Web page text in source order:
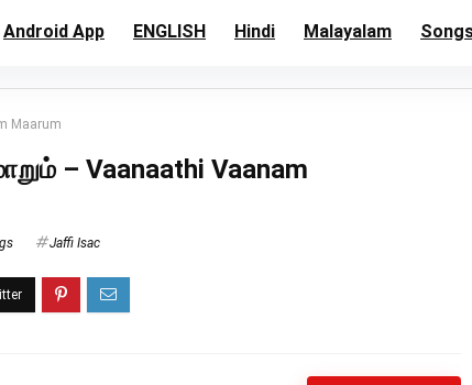
Android App ENGLISH Hindi Malayalam
Maarum
– Vaanaathi Vaanam
Jaffi Isac